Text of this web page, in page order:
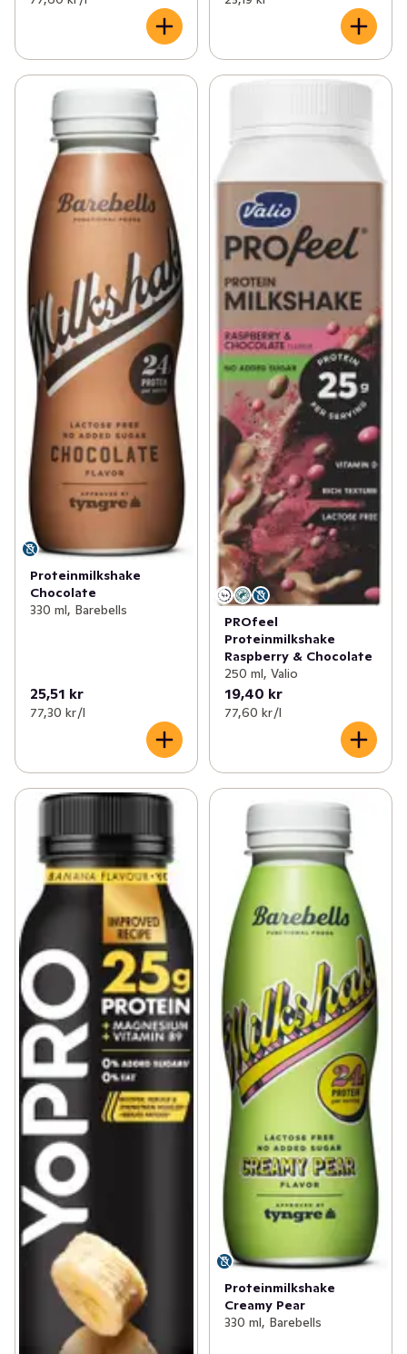
Proteinmilkshake
Chocolate
330 ml, Barebells
25,51 kr
77,30 kr /l
PROfeel
Proteinmilkshake
Raspberry & Chocolate
250 ml, Valio
19,40 kr
77,60 kr /l
Proteinmilkshake
Creamy Pear
330 ml, Barebells